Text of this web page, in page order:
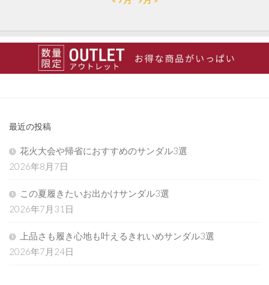
最近の投稿
花火大会や帰省におすすめのサンダル3選
2026年8月7日
この夏履きたいお出かけサンダル3選
2026年7月31日
上品さも履き心地も叶えるきれいめサンダル3選
2026年7月24日